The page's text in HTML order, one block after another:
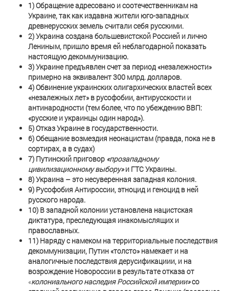
1) Обращение адресовано и соотечественникам на
Украине, так как издавна жители юго-западных
древнерусских земель считали себя русскими.
2) Украина создана большевистской Россией и лично
Лениным, пришло время ей неблагодарной показать
настоящую декоммунизацию.
3) Украине предъявлен счет за период «незалежности»
примерно на эквивалент 300 млрд. долларов.
4) Обвинение украинских олигархических властей всех
«незалежных лет» в русофобии, антирусскости и
антинародности (тем более, что по убеждению ВВП:
«русские и украинцы один народ»).
5) Отказ Украине в государственности.
6) Обещание возмездия неонацистам (правда, пока не в
сортирах, а в судах)
7) Путинский приговор «прозападному
цивилизационному выбору»и ГТС Украины.
8) Украина – это несуверенная западная колония.
9) Русофобия Антироссии, этноцид и геноцид в ней
русского народа.
10) В западной колонии установлена нацистская
диктатура, преследующая инакомыслящих и
православных.
11) Наряду с намеком на территориальные последствия
декоммунизации, Путин «толсто» намекает и на
аналогичные последствия дерусификациии, и на
возрождение Новороссии в результате отказа от
«колониального наследия Российской империи»со